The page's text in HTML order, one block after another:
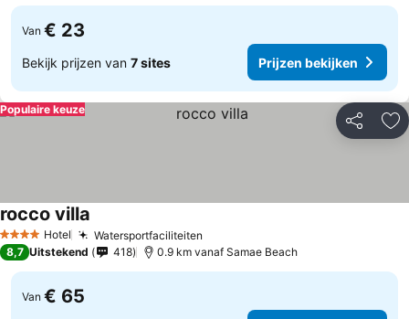
Van € 23
Bekijk prijzen van 7 sites Prijzen bekijken
Delen
Populaire keuze
4 SterrenHotel Watersportfaciliteiten
rocco villa
8,7 Uitstekend 418 0.9 km vanaf Samae Beach
Van € 65